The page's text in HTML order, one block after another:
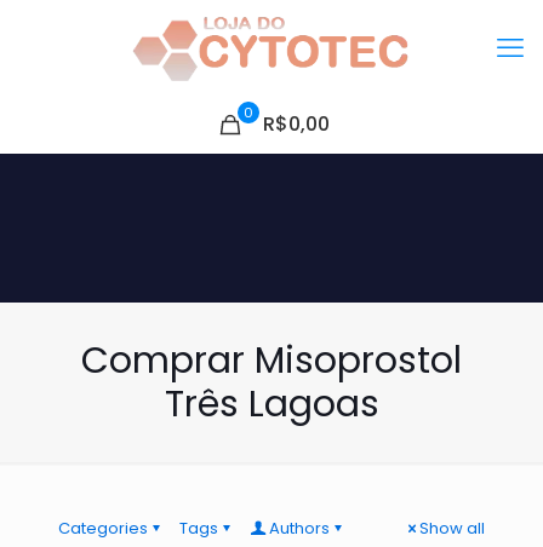
0 R$0,00
Comprar Misoprostol
Três Lagoas
Categories Tags Authors Show all